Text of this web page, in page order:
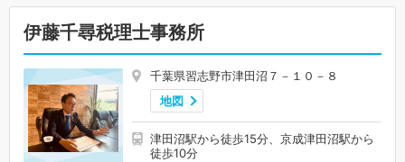
伊藤千尋税理士事務所
千葉県習志野市津田沼７－１０－８
地図
津田沼駅から徒歩15分、京成津田沼駅から
徒歩10分